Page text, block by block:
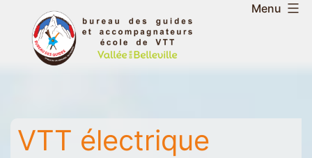
contenuBureau
des
de
Menu
VTT électrique